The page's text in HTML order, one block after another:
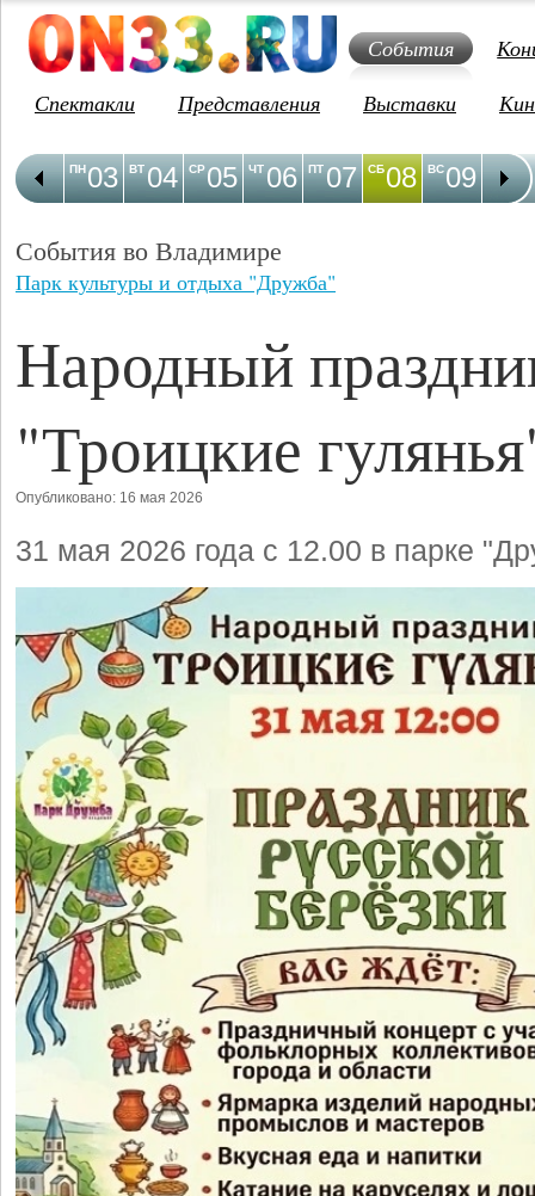
События
Спектакли
Представления Выставки
03
ПН 04
ВТ 05
СР 06
ЧТ 07
ПТ 08
СБ 09
ВС 10
ПН
События во Владимире
Парк культуры и отдыха "Дружба"
Народный
"Троицкие
Опубликовано: 16 мая 2026
31 мая 2026 года с 12.00 в парке